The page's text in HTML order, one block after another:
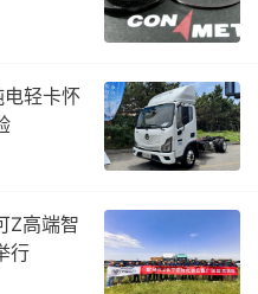
轻卡怀
Z高端智
行